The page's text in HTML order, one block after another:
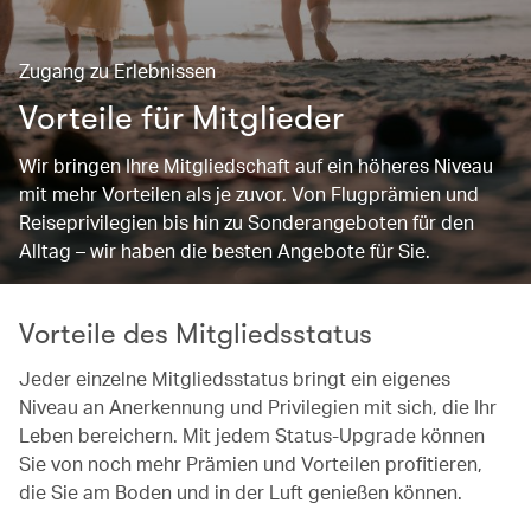
Zugang zu Erlebnissen
Vorteile für Mitglieder
Wir bringen Ihre Mitgliedschaft auf ein höheres Niveau
mit mehr Vorteilen als je zuvor. Von Flugprämien und
Reiseprivilegien bis hin zu Sonderangeboten für den
Alltag – wir haben die besten Angebote für Sie.
Vorteile des Mitgliedsstatus
Jeder einzelne Mitgliedsstatus bringt ein eigenes
Niveau an Anerkennung und Privilegien mit sich, die Ihr
Leben bereichern. Mit jedem Status-Upgrade können
Sie von noch mehr Prämien und Vorteilen profitieren,
die Sie am Boden und in der Luft genießen können.